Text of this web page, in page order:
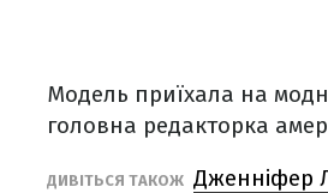
Модель приїхала на
головна редакторка
ДИВІТЬСЯ ТАКОЖ Дженніфер